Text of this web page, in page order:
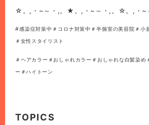
☆。,・~～・,。★。,・~～・,。☆。,・~
#感染症対策中＃コロナ対策中＃半個室の美容院＃小
＃女性スタイリスト
＃ヘアカラー＃おしゃれカラー＃おしゃれな白髪染め
ー＃ハイトーン
TOPICS